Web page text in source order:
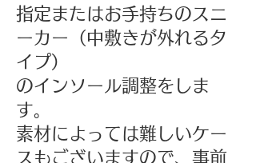
指定またはお手持ちのスニ
ーカー（中敷きが外れるタ
イプ）
のインソール調整をしま
す。
素材によっては難しいケー
スもございますので、事前